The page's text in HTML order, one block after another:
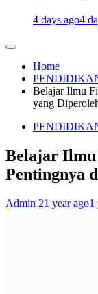
4 days ago4
Home
Belajar Ilmu
yang
Belajar
Pentingnya
Admin 21 year ago1